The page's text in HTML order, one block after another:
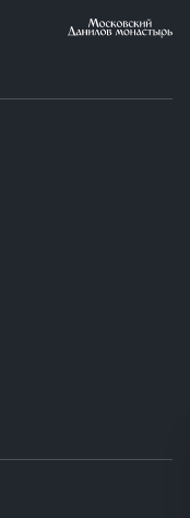
автомобиля,
запланированной
назначения
то Покупателю
въезда